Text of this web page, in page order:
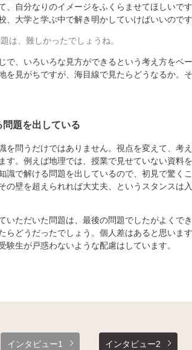
、自分なりのイメージをふくらませてほしいで
、大学と学ぶ中で解き明かしていけばいいのです
は、難しかったでしょうね。
で、いろいろな見方ができるという考え方をベ
を見がちですが、海目線で見たらどうなるか。
題を出している
を問うだけではありません。視点を変えて、考
す。例えば地理では、授業で見せていない資料
識で解ける問題を出しているので、初見で驚く
の壁を超えられれば大丈夫、というスタンスは
いただいた問題は、最後の問題でしたがよくで
らどうだったでしょう。個人差はあると思いま
験生が戸惑わないような配慮はしています。
インタビュー1 インタビュー2